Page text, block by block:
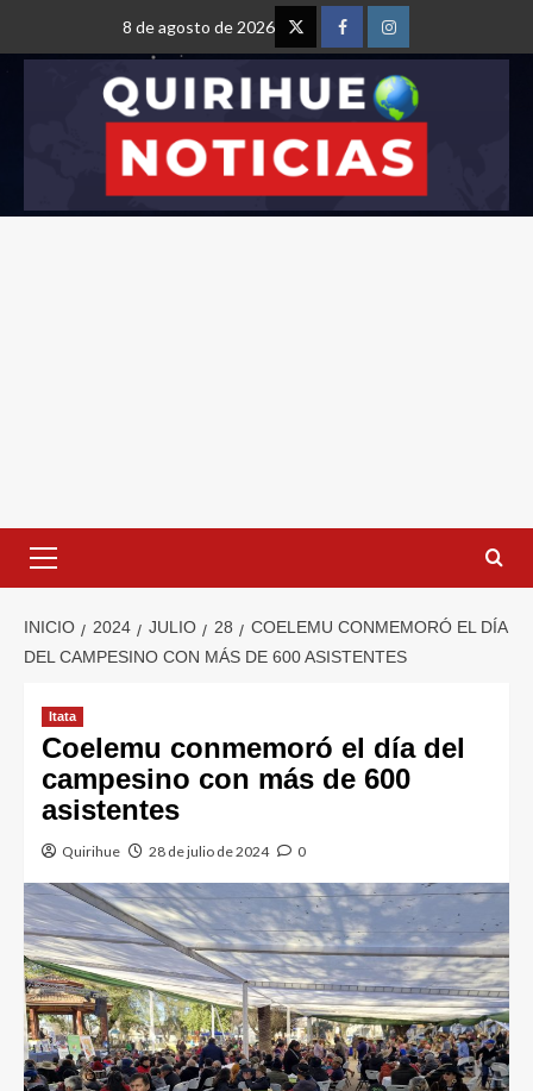
8 de agosto de 2026
INICIO 2024 JULIO 28
COELEMU CONMEMORÓ EL DÍA
DEL CAMPESINO CON MÁS DE 600 ASISTENTES
Itata
Coelemu conmemoró el día del
campesino con más de 600
asistentes
Quirihue 28 de julio de 2024 0